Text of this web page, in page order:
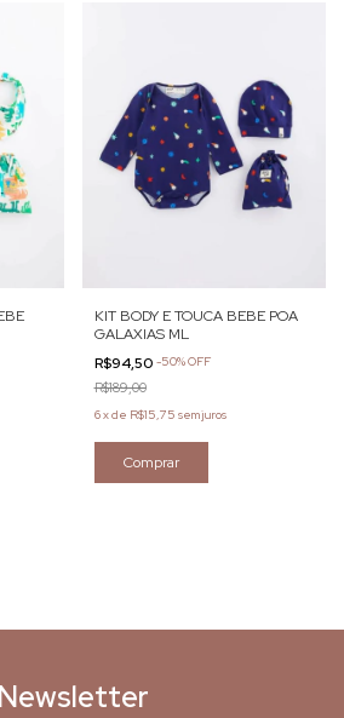
KIT BODY E TOUCA BEBE POA
GALAXIAS ML
R$94,50 -50%OFF
R$189,00
6xde R$15,75 sem juros
Comprar
Newsletter